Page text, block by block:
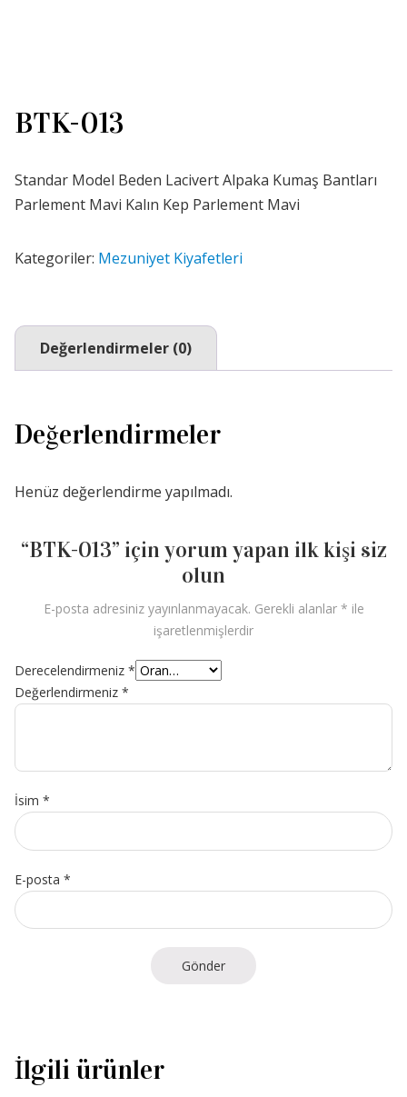
BTK-013
Standar Model Beden Lacivert Alpaka Kumaş Bantları
Parlement Mavi Kalın Kep Parlement Mavi
Kategoriler: Mezuniyet Kiyafetleri
Değerlendirmeler (0)
Değerlendirmeler
Henüz değerlendirme yapılmadı.
“BTK-013” için yorum yapan ilk kişi siz
olun
E-posta adresiniz yayınlanmayacak. Gerekli alanlar * ile
işaretlenmişlerdir
Derecelendirmeniz *
Değerlendirmeniz *
İsim *
E-posta *
İlgili ürünler